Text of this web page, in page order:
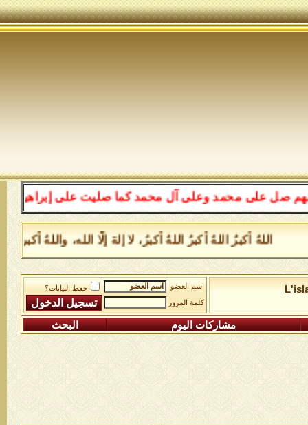
على محمد وعلى آل محمد كما صليت على إبراهيم وعلى آل
اللهُ أكبرُ اللهُ أكبرُ اللهُ أكبرُ، لا إلهَ إلَّا الله، واللهُ أكبر
اسم العضو
حفظ البيانات؟
كلمة المرور
مشاركات اليوم البحث